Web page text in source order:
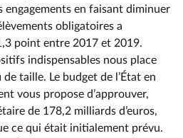
engagements en faisant diminuer
obligatoires a
point entre 2017 et 2019.
indispensables nous place
taille. Le budget de l’État en
vous propose d’approuver,
de 178,2 milliards d’euros,
ce qui était initialement prévu.